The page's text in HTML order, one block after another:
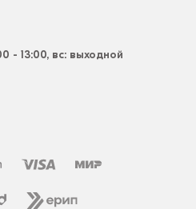
- 13:00, вс: выходной